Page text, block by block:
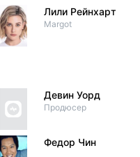
Лили Рейнхарт
Margot
Девин Уорд
Продюсер
Федор Чин